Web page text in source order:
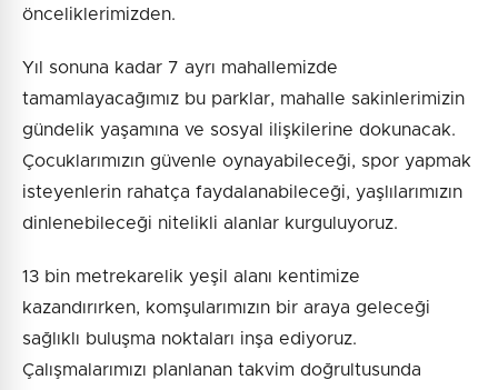
önceliklerimizden.
Yıl sonuna kadar 7 ayrı mahallemizde
tamamlayacağımız bu parklar, mahalle sakinlerimizin
gündelik yaşamına ve sosyal ilişkilerine dokunacak.
Çocuklarımızın güvenle oynayabileceği, spor yapmak
isteyenlerin rahatça faydalanabileceği, yaşlılarımızın
dinlenebileceği nitelikli alanlar kurguluyoruz.
13 bin metrekarelik yeşil alanı kentimize
kazandırırken, komşularımızın bir araya geleceği
sağlıklı buluşma noktaları inşa ediyoruz.
Çalışmalarımızı planlanan takvim doğrultusunda